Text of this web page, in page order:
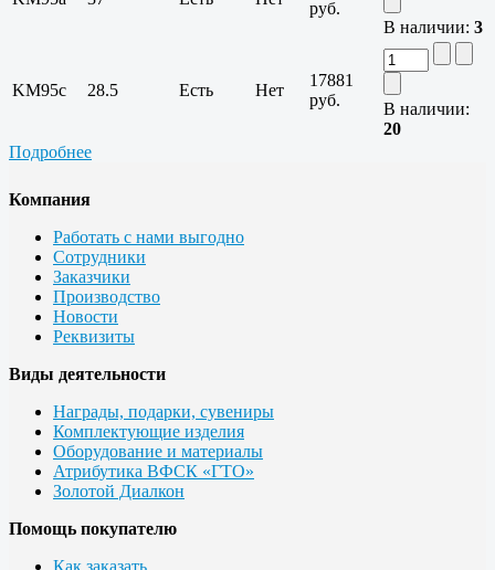
руб.
В наличии: 3
KM95c 28.5 Есть Нет
17881
руб.
В наличии:
20
Подробнее
Компания
Работать с нами выгодно
Сотрудники
Заказчики
Производство
Новости
Реквизиты
Виды деятельности
Награды, подарки, сувениры
Комплектующие изделия
Оборудование и материалы
Атрибутика ВФСК «ГТО»
Золотой Диалкон
Помощь покупателю
Как заказать